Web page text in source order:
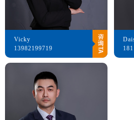
Vicky
13982199719